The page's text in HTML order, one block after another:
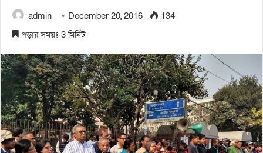
admin December 20, 2016
134
পড়ার সময়ঃ 3 মিনিট